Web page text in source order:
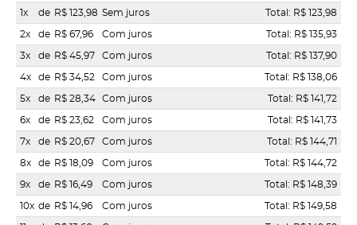
1x de R$ 123,98 Sem juros Total: R$ 123,98
2x de R$ 67,96 Com juros Total: R$ 135,93
3x de R$ 45,97 Com juros Total: R$ 137,90
4x de R$ 34,52 Com juros Total: R$ 138,06
5x de R$ 28,34 Com juros Total: R$ 141,72
6x de R$ 23,62 Com juros Total: R$ 141,73
7x de R$ 20,67 Com juros Total: R$ 144,71
8x de R$ 18,09 Com juros Total: R$ 144,72
9x de R$ 16,49 Com juros Total: R$ 148,39
10x de R$ 14,96 Com juros Total: R$ 149,58